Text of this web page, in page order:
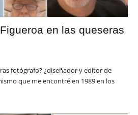
en las queseras
fotógrafo? ¿diseñador y editor de
que me encontré en 1989 en los